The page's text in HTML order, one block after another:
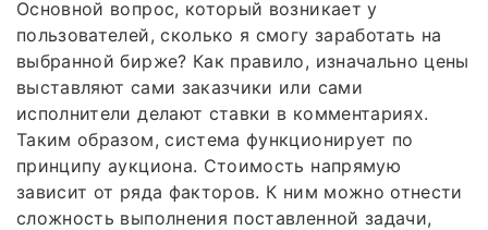
Основной вопрос, который возникает у
пользователей, сколько я смогу заработать на
выбранной бирже? Как правило, изначально цены
выставляют сами заказчики или сами
исполнители делают ставки в комментариях.
Таким образом, система функционирует по
принципу аукциона. Стоимость напрямую
зависит от ряда факторов. К ним можно отнести
сложность выполнения поставленной задачи,